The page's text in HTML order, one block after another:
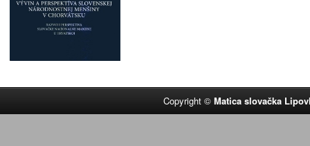
Copyright ©Matica slovačka